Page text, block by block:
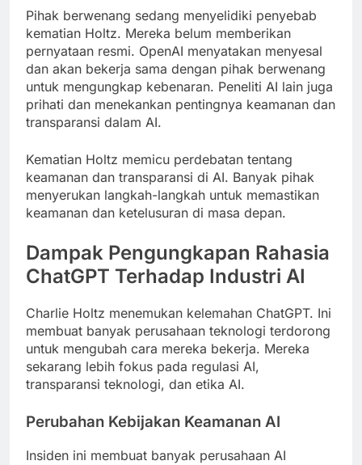
Pihak berwenang sedang menyelidiki penyebab
kematian Holtz. Mereka belum memberikan
pernyataan resmi. OpenAI menyatakan menyesal
dan akan bekerja sama dengan pihak berwenang
untuk mengungkap kebenaran. Peneliti AI lain juga
prihati dan menekankan pentingnya keamanan dan
transparansi dalam AI.
Kematian Holtz memicu perdebatan tentang
keamanan dan transparansi di AI. Banyak pihak
menyerukan langkah-langkah untuk memastikan
keamanan dan ketelusuran di masa depan.
Dampak Pengungkapan Rahasia
ChatGPT Terhadap Industri AI
Charlie Holtz menemukan kelemahan ChatGPT. Ini
membuat banyak perusahaan teknologi terdorong
untuk mengubah cara mereka bekerja. Mereka
sekarang lebih fokus pada regulasi AI,
transparansi teknologi, dan etika AI.
Perubahan Kebijakan Keamanan AI
Insiden ini membuat banyak perusahaan AI